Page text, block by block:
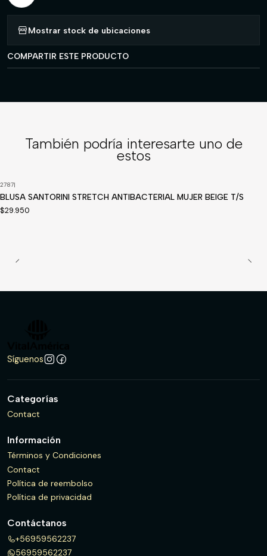
Mostrar stock de ubicaciones
COMPARTIR ESTE PRODUCTO
También podría interesarte uno de
estos
2787|
BLUSA SANTORINI STRETCH ANTIBACTERIAL MUJER BEIGE T/S
$29.950
Síguenos
Categorías
Contact
Información
Términos y Condiciones
Contact
Política de reembolso
Política de privacidad
Contáctanos
+56959562237
56959562237